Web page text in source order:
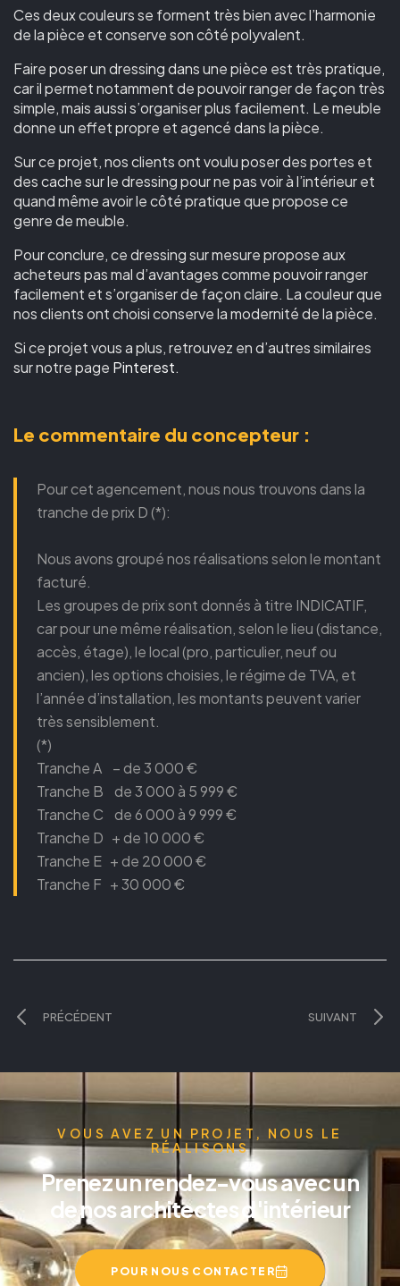
Ces deux couleurs se forment très bien avec l’harmonie
de la pièce et conserve son côté polyvalent.
Faire poser un dressing dans une pièce est très pratique,
car il permet notamment de pouvoir ranger de façon très
simple, mais aussi s’organiser plus facilement. Le meuble
donne un effet propre et agencé dans la pièce.
Sur ce projet, nos clients ont voulu poser des portes et
des cache sur le dressing pour ne pas voir à l’intérieur et
quand même avoir le côté pratique que propose ce
genre de meuble.
Pour conclure, ce dressingsur mesurepropose aux
acheteurs pas mal d’avantages comme pouvoir ranger
facilement et s’organiser de façon claire. La couleur que
nos clients ont choisi conserve la modernité de la pièce.
Si ce projet vous a plus, retrouvez en d’autres similaires
sur notre page Pinterest.
Le commentaire du concepteur :
Pour cet agencement, nous nous trouvons dans la
tranche de prix D (*):
Nous avons groupé nos réalisations selon le montant
facturé.
Les groupes de prix sont donnés à titre INDICATIF,
car pour une même réalisation, selon le lieu (distance,
accès, étage), le local (pro, particulier, neuf ou
ancien), les options choisies, le régime de TVA, et
l’année d’installation, les montants peuvent varier
très sensiblement.
(*)
Tranche A – de 3 000 €
Tranche B de 3 000 à 5 999 €
Tranche C de 6 000 à 9 999 €
Tranche D + de 10 000 €
Tranche E + de 20 000 €
Tranche F + 30 000 €
PRÉCÉDENT SUIVANT
VOUS AVEZ UN PROJET, NOUS LE
RÉALISONS
Prenez un rendez-vous avec un
de nos architectes d'intérieur
POUR NOUS CONTACTER